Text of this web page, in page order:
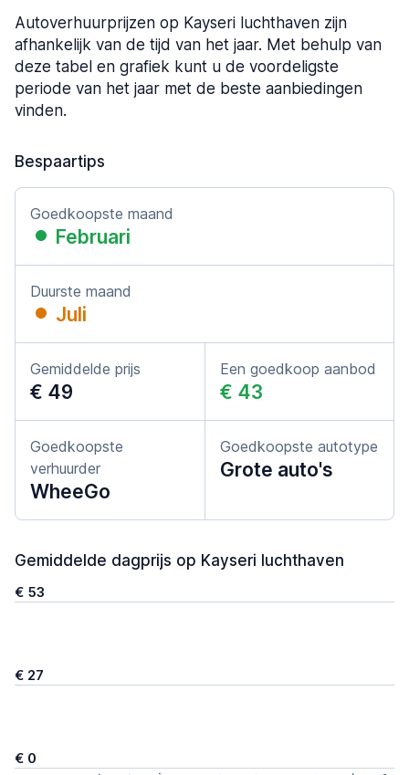
Autoverhuurprijzen op Kayseri luchthaven zijn
afhankelijk van de tijd van het jaar. Met behulp van
deze tabel en grafiek kunt u de voordeligste
periode van het jaar met de beste aanbiedingen
vinden.
Bespaartips
Goedkoopste maand
Februari
Duurste maand
Juli
Gemiddelde prijs
€ 49
Een goedkoop aanbod
€ 43
Goedkoopste
verhuurder
WheeGo
Goedkoopste autotype
Grote auto's
Gemiddelde dagprijs op Kayseri luchthaven
€ 53
€ 27
€ 0